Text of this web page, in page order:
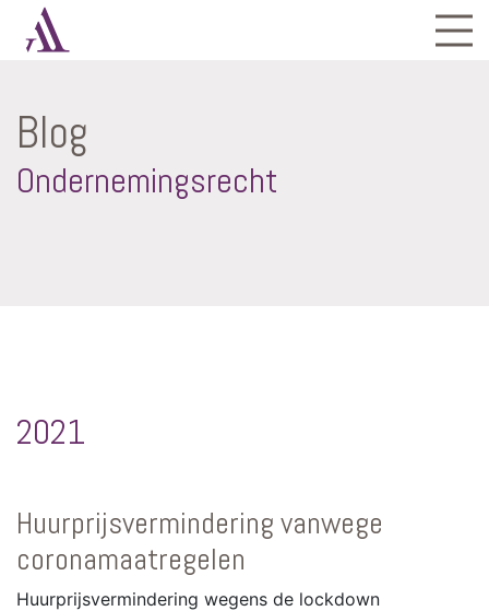
Blog
Ondernemingsrecht
2021
Huurprijsvermindering vanwege
coronamaatregelen
Huurprijsvermindering wegens de lockdown